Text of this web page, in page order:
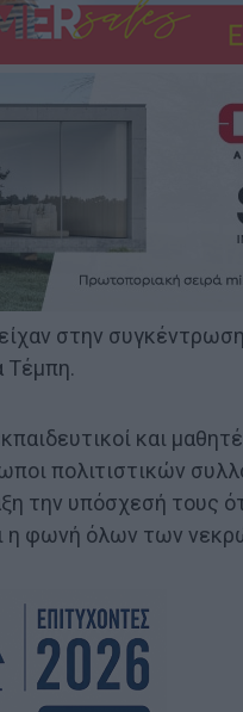
στην
Τέμπη.
και
πολιτιστικών
την υπόσχεσή τους
η φωνή όλων των